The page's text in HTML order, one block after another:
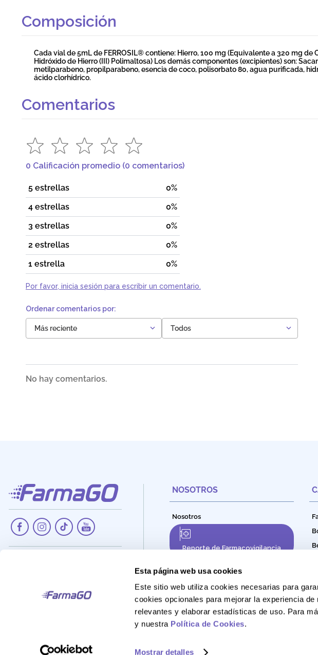
Esta página web usa cookies
Este sitio web utiliza cookies necesarias para
cookies opcionales para mejorar la experiencia
relevantes y elaborar estadísticas de uso. Para
y nuestra Política de Cookies.
Mostrar detalles
Composición
Cada vial de 5mL de FERROSIL® contiene: Hierro, 100 mg (Equivalente a 320 mg de
Hidróxido de Hierro (III) Polimaltosa) Los demás componentes (excipientes) son:
metilparabeno, propilparabeno, esencia de coco, polisorbato 80, agua purificada,
ácido clorhídrico.
Comentarios
0 Calificación promedio (0 comentarios)
5 estrellas
0%
4 estrellas
0%
3 estrellas
0%
2 estrellas
0%
1 estrella
0%
Por favor, inicia sesión para escribir un comentario.
Más reciente Todos
No hay comentarios.
Teléfono:
NOSOTROS
Nosotros
Reporte de Farmacovigilancia